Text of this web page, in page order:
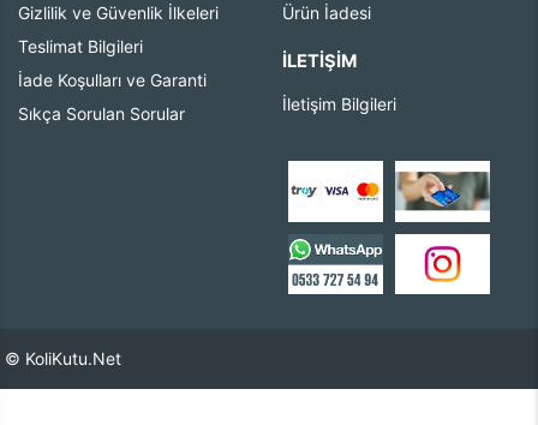
Gizlilik ve Güvenlik İlkeleri
Teslimat Bilgileri
İade Koşulları ve Garanti
Sıkça Sorulan Sorular
Ürün İadesi
İLETIŞIM
İletişim Bilgileri
© KoliKutu.Net